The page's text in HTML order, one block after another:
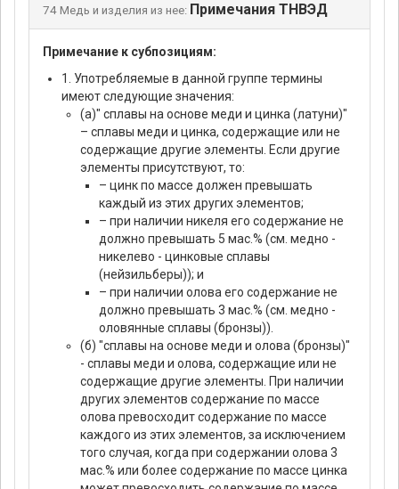
74 Медь и изделия из нее: Примечания ТНВЭД
Примечание к субпозициям:
1. Употребляемые в данной группе термины
имеют следующие значения:
(a)" сплавы на основе меди и цинка (латуни)"
– сплавы меди и цинка, содержащие или не
содержащие другие элементы. Если другие
элементы присутствуют, то:
– цинк по массе должен превышать
каждый из этих других элементов;
– при наличии никеля его содержание не
должно превышать 5 мас.% (см. медно -
никелево - цинковые сплавы
(нейзильберы)); и
– при наличии олова его содержание не
должно превышать 3 мас.% (см. медно -
оловянные сплавы (бронзы)).
(б) "сплавы на основе меди и олова (бронзы)"
- сплавы меди и олова, содержащие или не
содержащие другие элементы. При наличии
других элементов содержание по массе
олова превосходит содержание по массе
каждого из этих элементов, за исключением
того случая, когда при содержании олова 3
мас.% или более содержание по массе цинка